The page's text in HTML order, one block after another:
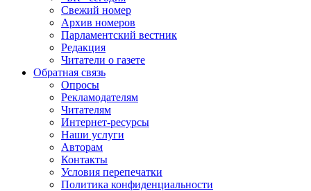
Свежий номер
Архив номеров
Парламентский вестник
Редакция
Читатели о газете
Обратная связь
Опросы
Рекламодателям
Читателям
Интернет-ресурсы
Наши услуги
Авторам
Контакты
Условия перепечатки
Политика конфиденциальности